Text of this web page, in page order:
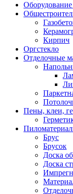
Оборудование
Кирпич
Оргстекло
Отделочные
Пены, клеи,
Брус
Брусок
Доска
Доска